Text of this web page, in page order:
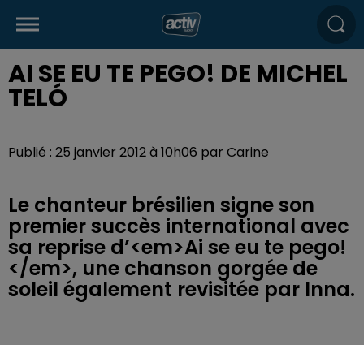
AI SE EU TE PEGO! DE MICHEL
TELÓ
Publié : 25 janvier 2012 à 10h06 par Carine
Le chanteur brésilien signe son
premier succès international avec
sa reprise d’<em>Ai se eu te pego!
</em>, une chanson gorgée de
soleil également revisitée par Inna.